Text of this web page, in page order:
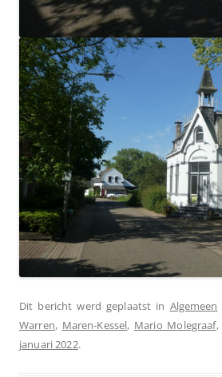
Dit bericht werd geplaatst in Algemeen
Warren, Maren-Kessel, Mario Molegraaf,
januari 2022.